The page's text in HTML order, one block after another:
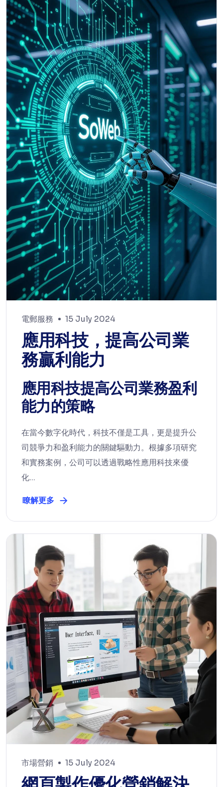
電郵服務 15 July 2024
應用科技，提高公司業
務贏利能力
應用科技提高公司業務盈利
能力的策略
在當今數字化時代，科技不僅是工具，更是提升公
司競爭力和盈利能力的關鍵驅動力。根據多項研究
和實務案例，公司可以透過戰略性應用科技來優
化...
瞭解更多
市場營銷 15 July 2024